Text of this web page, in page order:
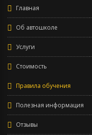
Главная
Об автошколе
Услуги
Стоимость
Правила обучения
Полезная информация
Отзывы